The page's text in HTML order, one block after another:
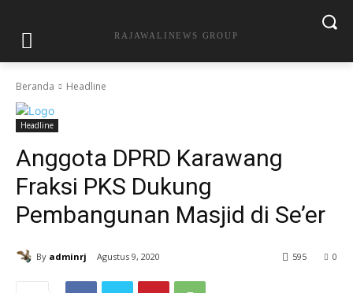
RAJAWALINEWS GROUP
Beranda Headline
Headline
Anggota DPRD Karawang
Fraksi PKS Dukung
Pembangunan Masjid di Se’er
By adminrj Agustus 9, 2020 0
595